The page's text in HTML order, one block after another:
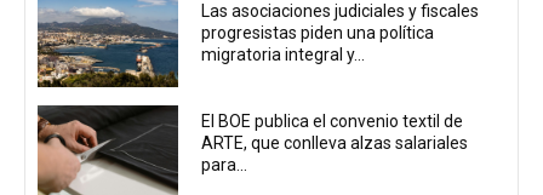
Las asociaciones judiciales y fiscales
progresistas piden una política
migratoria integral y...
El BOE publica el convenio textil de
ARTE, que conlleva alzas salariales
para...